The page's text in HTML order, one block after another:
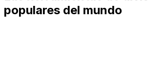
populares del mundo